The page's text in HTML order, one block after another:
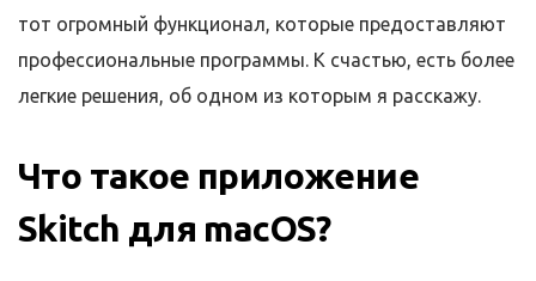
тот огромный функционал, которые предоставляют
профессиональные программы. К счастью, есть более
легкие решения, об одном из которым я расскажу.
Что такое приложение
Skitch для macOS?